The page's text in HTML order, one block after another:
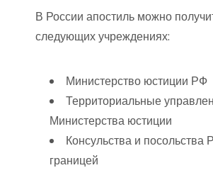
В России апостиль можно
следующих учреждениях:
Министерство юстиции РФ
Территориальные
Министерства юстиции
Консульства и посольства
границей